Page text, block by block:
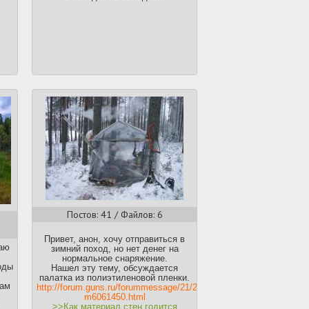
Постов: 41 / Файлов: 6
Привет, анон, хочу отправиться в
зимний поход, но нет денег на
нормальное снаряжение.
Нашел эту тему, обсуждается
палатка из полиэтиленовой пленки.
http://forum.guns.ru/forummessage/21/273902-
m6061450.html